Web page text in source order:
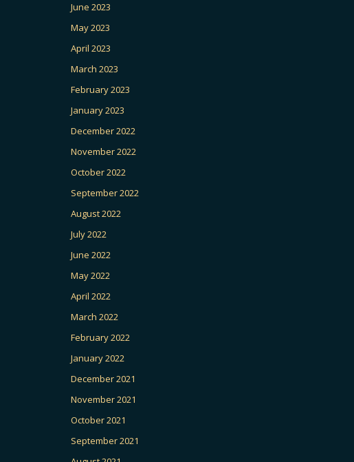
June 2023
May 2023
April 2023
March 2023
February 2023
January 2023
December 2022
November 2022
October 2022
September 2022
August 2022
July 2022
June 2022
May 2022
April 2022
March 2022
February 2022
January 2022
December 2021
November 2021
October 2021
September 2021